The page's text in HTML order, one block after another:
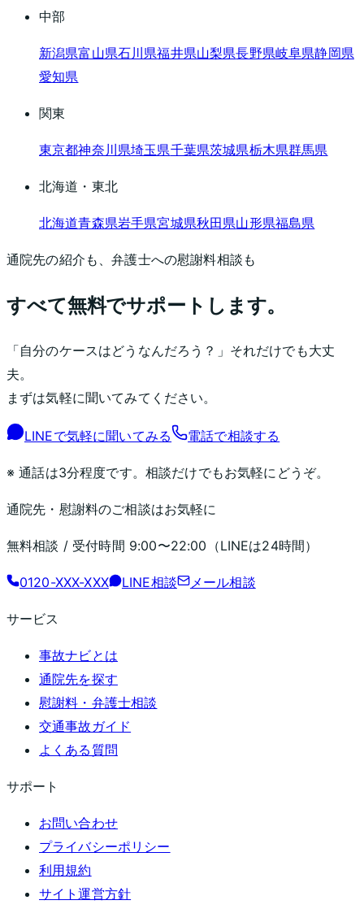
中部
新潟県富山県石川県福井県山梨県長野県岐阜県静岡県
愛知県
関東
東京都神奈川県埼玉県千葉県茨城県栃木県群馬県
北海道・東北
北海道青森県岩手県宮城県秋田県山形県福島県
通院先の紹介も、弁護士への慰謝料相談も
すべて無料でサポートします。
「自分のケースはどうなんだろう？」それだけでも大丈
夫。
まずは気軽に聞いてみてください。
LINEで気軽に聞いてみる 電話で相談する
※ 通話は3分程度です。相談だけでもお気軽にどうぞ。
通院先・慰謝料のご相談はお気軽に
無料相談 / 受付時間 9:00〜22:00 （LINEは24時間）
0120-XXX-XXX LINE相談 メール相談
サービス
事故ナビとは
通院先を探す
慰謝料・弁護士相談
交通事故ガイド
よくある質問
サポート
お問い合わせ
プライバシーポリシー
利用規約
サイト運営方針